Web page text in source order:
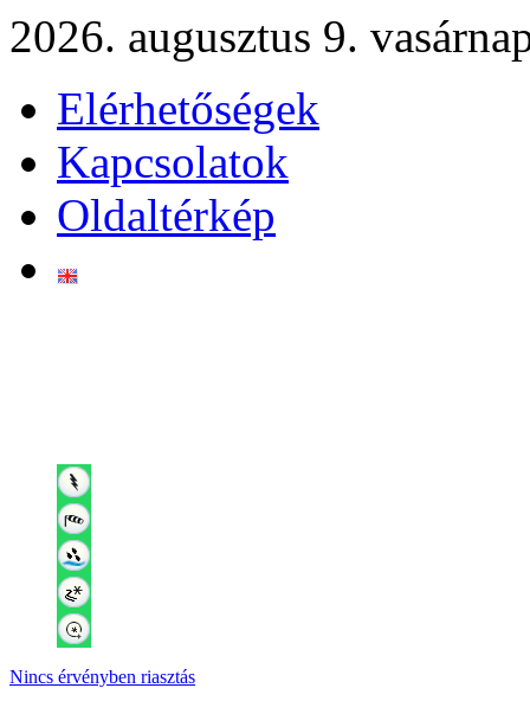
2026. augusztus 9.
Elérhetőségek
Kapcsolatok
Oldaltérkép
Nincs érvényben riasztás